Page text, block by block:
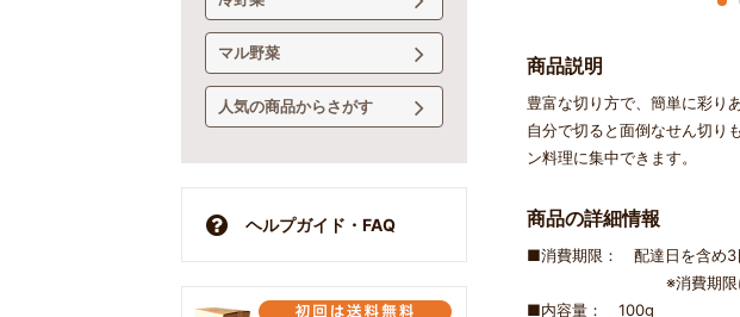
商品説明
豊富な切り方で、簡単に彩り
自分で切ると面倒なせん切り
ン料理に集中できます。
商品の詳細情報
■消費期限： 配達日を含め3
※消費期限に関わら
■内容量： 100g
マル野菜
人気の商品からさがす
ヘルプガイド・FAQ